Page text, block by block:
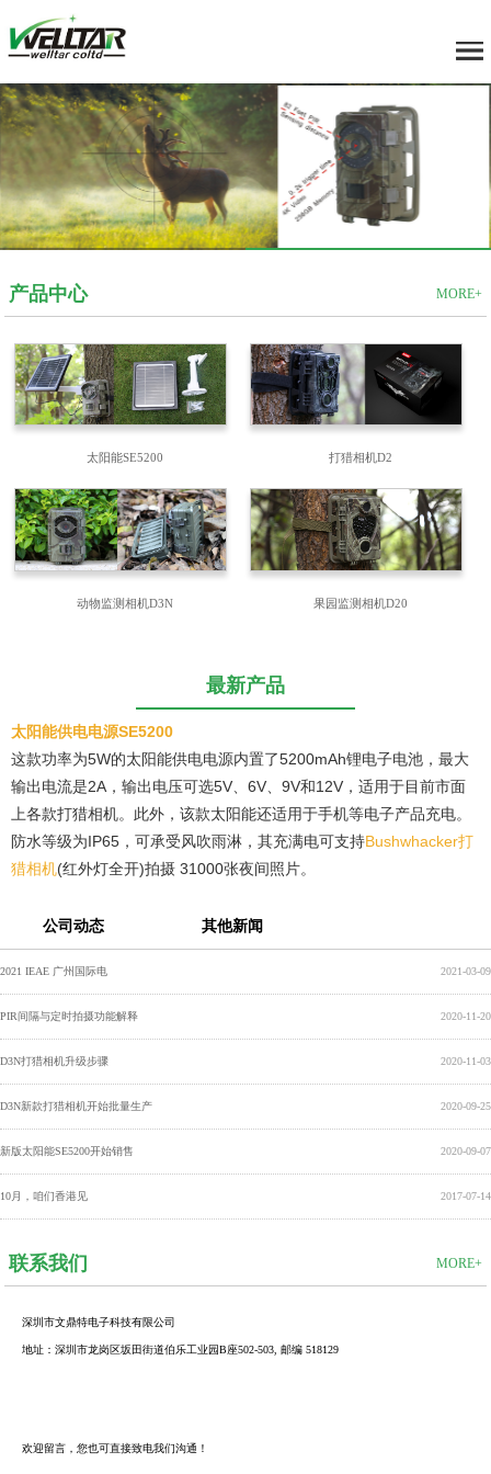
MORE+
产品中心
太阳能SE5200 打猎相机D2
动物监测相机D3N 果园监测相机D20
最新产品
太阳能供电电源SE5200
这款功率为5W的太阳能供电电源内置了5200mAh锂电子电池，最大
输出电流是2A，输出电压可选5V、6V、9V和12V，适用于目前市面
上各款打猎相机。此外，该款太阳能还适用于手机等电子产品充电。
防水等级为IP65，可承受风吹雨淋，其充满电可支持Bushwhacker打
猎相机(红外灯全开)拍摄 31000张夜间照片。
公司动态 其他新闻
2021-03-09
2021 IEAE 广州国际电
2020-11-20
PIR间隔与定时拍摄功能解释
2020-11-03
D3N打猎相机升级步骤
2020-09-25
D3N新款打猎相机开始批量生产
2020-09-07
新版太阳能SE5200开始销售
2017-07-14
10月，咱们香港见
MORE+
联系我们
深圳市文鼎特电子科技有限公司
地址：深圳市龙岗区坂田街道伯乐工业园B座502-503, 邮编 518129
欢迎留言，您也可直接致电我们沟通！